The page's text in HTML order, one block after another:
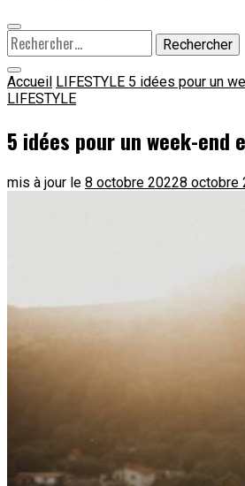
Rechercher :
Accueil LIFESTYLE 5 idées pour un
LIFESTYLE
5 idées pour un week-end
mis à jour le 8 octobre 20228 octobre